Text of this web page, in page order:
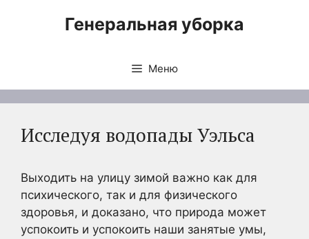
Генеральная уборка
Меню
Исследуя водопады Уэльса
Выходить на улицу зимой важно как для
психического, так и для физического
здоровья, и доказано, что природа может
успокоить и успокоить наши занятые умы,